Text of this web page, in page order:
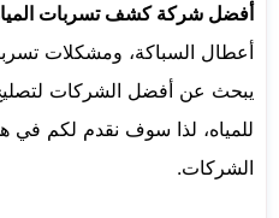
أفضل شركة كشف تسربات
أعطال السباكة، ومشكلات
يبحث عن أفضل الشركات
للمياه، لذا سوف نقدم لكم في
الشركات.